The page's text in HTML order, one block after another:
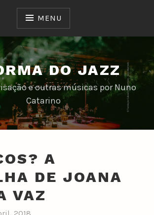
MENU
DO JAZZ
e outras músicas por Nuno
Catarino
A
DE JOANA
VAZ